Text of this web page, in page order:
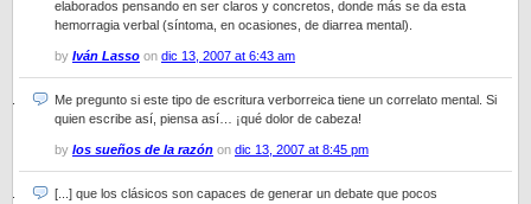
elaborados pensando en ser claros y concretos, donde más se da esta
hemorragia verbal (síntoma, en ocasiones, de diarrea mental).
by Iván Lasso on dic 13, 2007 at 6:43 am
Me pregunto si este tipo de escritura verborreica tiene un correlato mental. Si
quien escribe así, piensa así… ¡qué dolor de cabeza!
by los sueños de la razón on dic 13, 2007 at 8:45 pm
[...] que los clásicos son capaces de generar un debate que pocos